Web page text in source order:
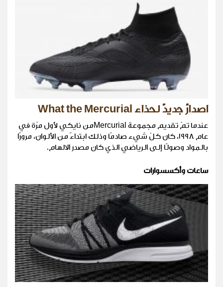
اصدارٌ جديدٌ لحذاء What the Mercurial
عندما تمّ تقديم مجموعة Mercurialمن نايكي لأول مرّة في
عام ١٩٩٨، كان كلّ شيء صادمًا وذلك ابتداءً من الألوان، مرورًا
بالمواد وصولًا إلى الرياضي الذي كان مصدر الالهام.
ساعات وأكسسوارات